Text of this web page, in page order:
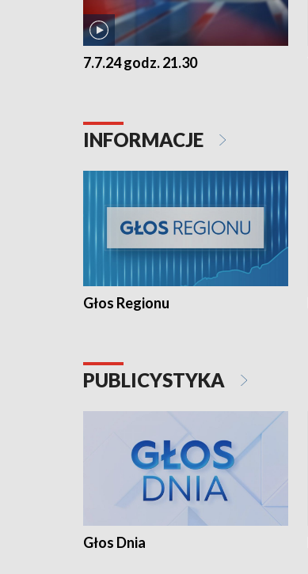
7.7.24 godz. 21.30
INFORMACJE
Głos Regionu
PUBLICYSTYKA
Głos Dnia